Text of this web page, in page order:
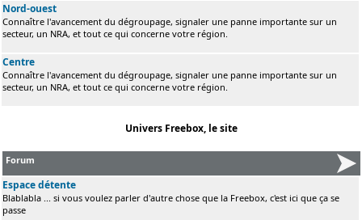
Nord-ouest
Connaître l'avancement du dégroupage, signaler une panne importante sur un
secteur, un NRA, et tout ce qui concerne votre région.
Centre
Connaître l'avancement du dégroupage, signaler une panne importante sur un
secteur, un NRA, et tout ce qui concerne votre région.
Univers Freebox, le site
Forum
Espace détente
Blablabla ... si vous voulez parler d'autre chose que la Freebox, c'est ici que ça se
passe